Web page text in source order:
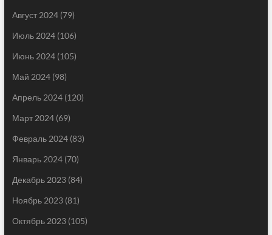
Август 2024(79)
Июль 2024(106)
Июнь 2024(105)
Май 2024(98)
Апрель 2024(120)
Март 2024(69)
Февраль 2024(83)
Январь 2024(70)
Декабрь 2023(84)
Ноябрь 2023(81)
Октябрь 2023(105)